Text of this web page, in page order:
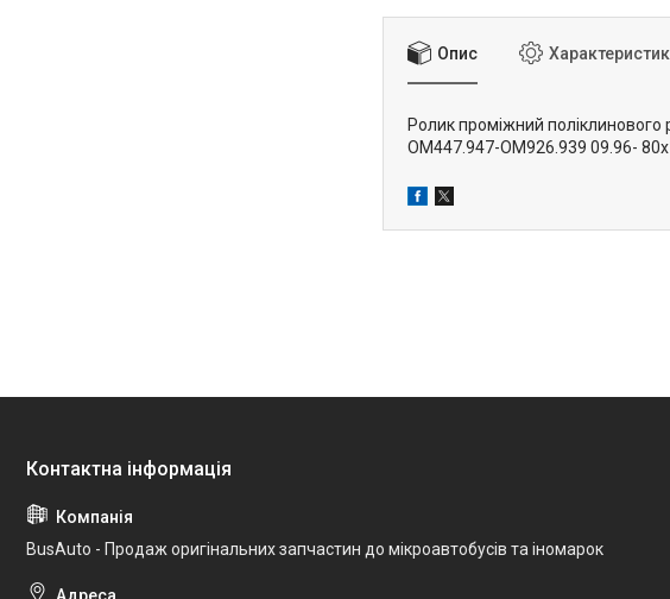
Опис
Ролик проміжний
OM447.947-OM926.939 09.96-
BusAuto - Продаж оригінальних запчастин до мікроавтобусів та іномарок